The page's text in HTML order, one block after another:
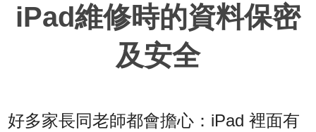
iPad維修時的資料保密
及安全
好多家長同老師都會擔心：iPad 裡面有